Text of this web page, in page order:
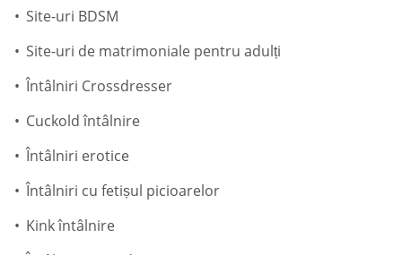
Site-uri BDSM
Site-uri de matrimoniale pentru adulți
Întâlniri Crossdresser
Cuckold întâlnire
Întâlniri erotice
Întâlniri cu fetișul picioarelor
Kink întâlnire